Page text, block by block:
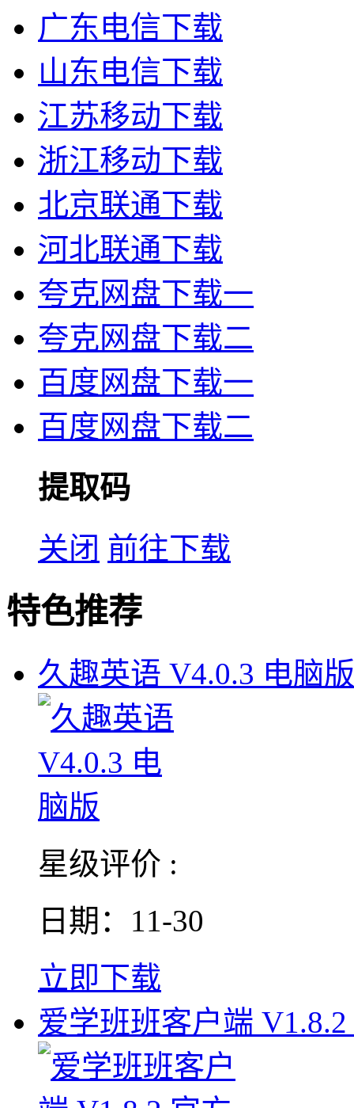
广东电信下载
山东电信下载
江苏移动下载
浙江移动下载
北京联通下载
河北联通下载
夸克网盘下载一
夸克网盘下载二
百度网盘下载一
百度网盘下载二
提取码
关闭 前往下载
特色推荐
久趣英语 V4.0.3 电脑版
星级评价 :
日期：11-30
立即下载
爱学班班客户端